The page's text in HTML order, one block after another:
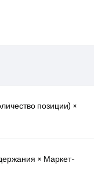
позиции) ×
× Маркет-